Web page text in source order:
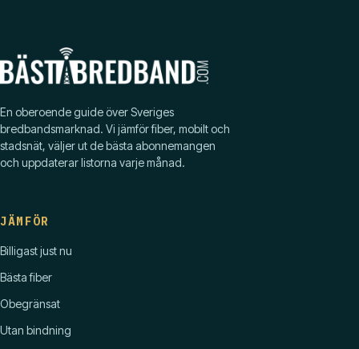
En oberoende guide över Sveriges
bredbandsmarknad. Vi jämför fiber, mobilt och
stadsnät, väljer ut de bästa abonnemangen
och uppdaterar listorna varje månad.
JÄMFÖR
Billigast just nu
Bästa fiber
Obegränsat
Utan bindning